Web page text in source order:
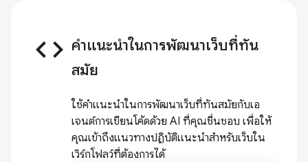
code คำแนะนำในการพัฒนาเว็บที่ทัน
สมัย
ใช้คำแนะนำในการพัฒนาเว็บที่ทันสมัยกับเอ
เจนต์การเขียนโค้ดด้วย AI ที่คุณชื่นชอบ เพื่อให้
คุณเข้าถึงแนวทางปฏิบัติแนะนำสำหรับเว็บใน
เวิร์กโฟลว์ที่ต้องการได้